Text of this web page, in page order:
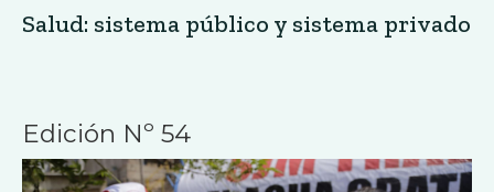
Salud: sistema público y sistema privado
Edición Nº 54